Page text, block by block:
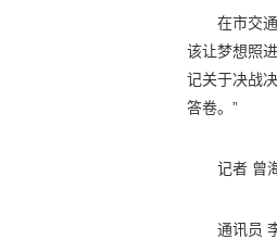
在市交
该让梦想照
记关于决战
答卷。”
记者 曾
通讯员